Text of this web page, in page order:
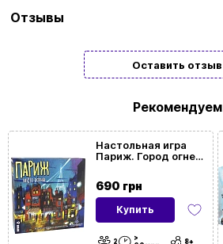
категория
7
Время игры < 60мин. | > 60мин.
Отзывы
Оставить отзыв
Рекомендуем
690 грн
Настольная игра
Париж. Город огней
Купить
2
>
8+